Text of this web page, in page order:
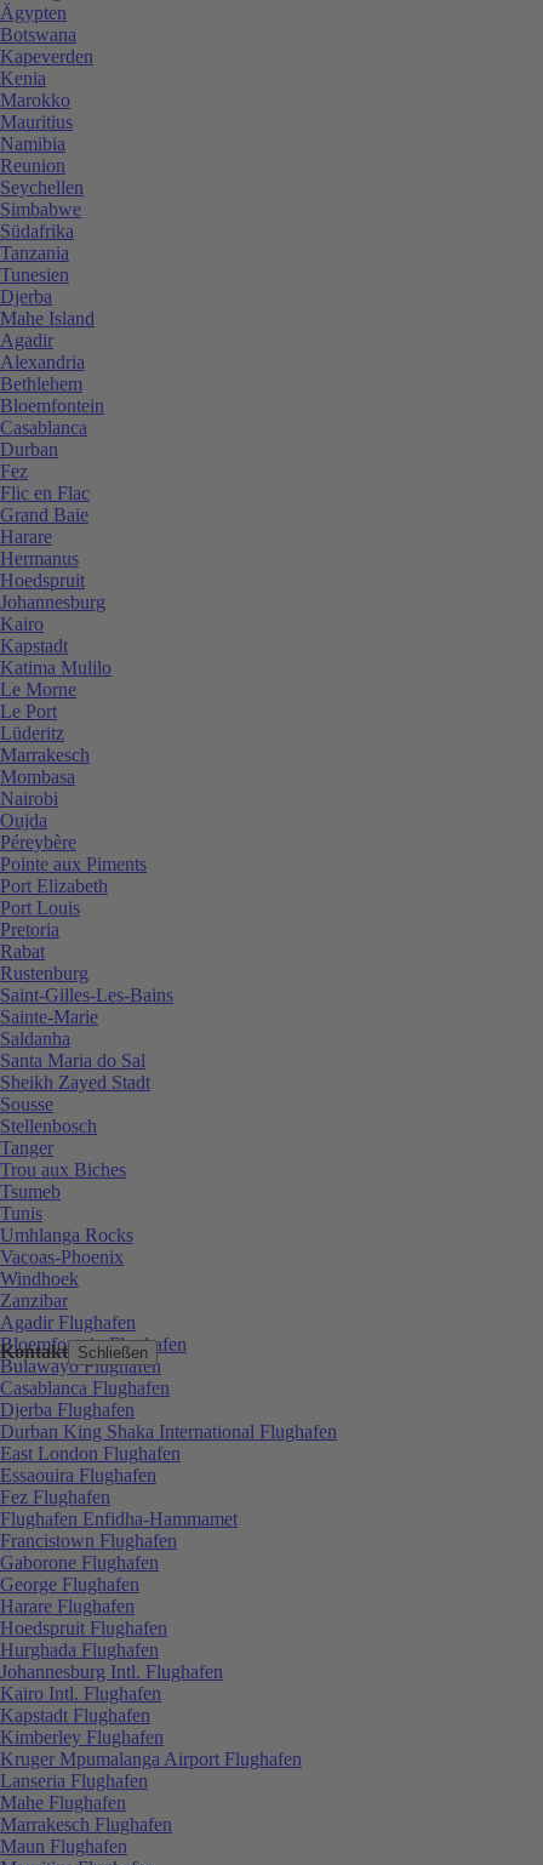
Kontakt Schließen
Ägypten
Botswana
Kapeverden
Kenia
Marokko
Mauritius
Namibia
Reunion
Seychellen
Simbabwe
Südafrika
Tanzania
Tunesien
Djerba
Mahe Island
Agadir
Alexandria
Bethlehem
Bloemfontein
Casablanca
Durban
Fez
Flic en Flac
Grand Baie
Harare
Hermanus
Hoedspruit
Johannesburg
Kairo
Kapstadt
Katima Mulilo
Le Morne
Le Port
Lüderitz
Marrakesch
Mombasa
Nairobi
Oujda
Péreybère
Pointe aux Piments
Port Elizabeth
Port Louis
Pretoria
Rabat
Rustenburg
Saint-Gilles-Les-Bains
Sainte-Marie
Saldanha
Santa Maria do Sal
Sheikh Zayed Stadt
Sousse
Stellenbosch
Tanger
Trou aux Biches
Tsumeb
Tunis
Umhlanga Rocks
Vacoas-Phoenix
Windhoek
Zanzibar
Agadir Flughafen
Bloemfontein Flughafen
Bulawayo Flughafen
Casablanca Flughafen
Djerba Flughafen
Durban King Shaka International Flughafen
East London Flughafen
Essaouira Flughafen
Fez Flughafen
Flughafen Enfidha-Hammamet
Francistown Flughafen
Gaborone Flughafen
George Flughafen
Harare Flughafen
Hoedspruit Flughafen
Hurghada Flughafen
Johannesburg Intl. Flughafen
Kairo Intl. Flughafen
Kapstadt Flughafen
Kimberley Flughafen
Kruger Mpumalanga Airport Flughafen
Lanseria Flughafen
Mahe Flughafen
Marrakesch Flughafen
Maun Flughafen